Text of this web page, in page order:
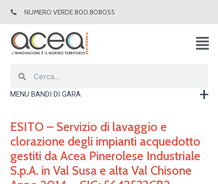
NUMERO VERDE 800.808055
MENU BANDI DI GARA
ESITO – Servizio di lavaggio e
clorazione degli impianti acquedotto
gestiti da Acea Pinerolese Industriale
S.p.A. in Val Susa e alta Val Chisone